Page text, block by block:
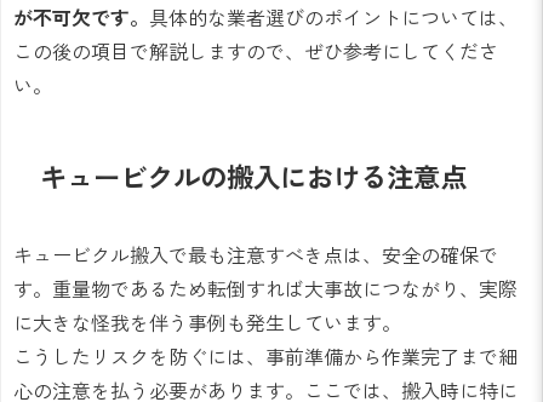
が不可欠です。 具体的な業者選びのポイントについては、
この後の項目で解説しますので、ぜひ参考にしてくださ
い。
キュービクルの搬入における注意点
キュービクル搬入で最も注意すべき点は、安全の確保で
す。重量物であるため転倒すれば大事故につながり、実際
に大きな怪我を伴う事例も発生しています。
こうしたリスクを防ぐには、事前準備から作業完了まで細
心の注意を払う必要があります。ここでは、搬入時に特に